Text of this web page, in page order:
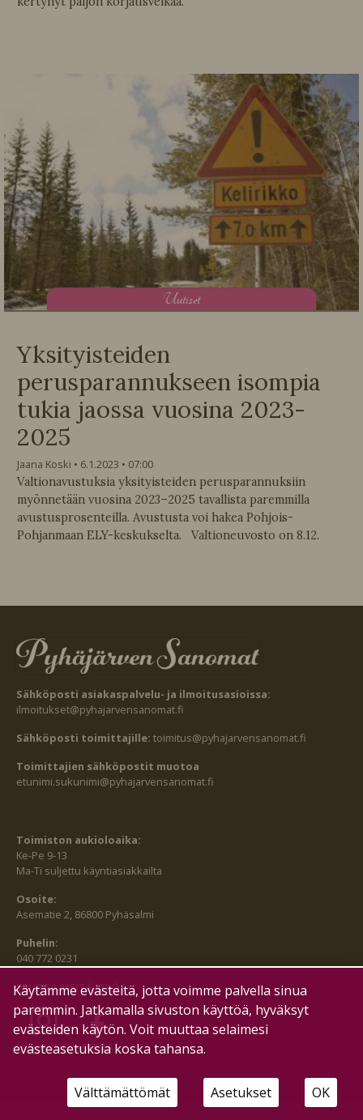
Uutiset
Yksityisteiden
perusparannukseen isompia
tukia jaossa vuosina 2023-
2025
Jaana Koski 6.1.2023
07:00
Valtionavustuksia yksityisteiden perusparannuksiin
myönnetään vuosina 2023–2025 tavallista paremmilla
avustusprosenteilla. Avustusta voi hakea Pohjois-
Pohjanmaan ELY-keskukselta. Valtioneuvosto on 8.12.
Sähköposti asiakaspalvelu- ja ilmoitusasioissa:
ilmoitukset@pyhajarvensanomat.fi
Sähköposti toimittajille: toimitus@pyhajarvensanomat.fi
Toimittajien sähköpostit muotoa
etunimi.sukunimi@pyhajarvensanomat.fi
Toimiston aukioloaika:
Ke-Pe 9-13
Ma-Ti suljettu käyntiasiakkailta
Osoite:
Asematie 2, 86800 Pyhäsalmi
Puhelin:
040 772 0231
SEURAA MEITÄ MYÖS:
HALLITSE EVÄSTEITÄ
Käytämme evästeitä, jotta voimme palvella sinua
paremmin. Jatkamalla sivuston käyttöä, hyväksyt
evästeiden käytön. Voit muuttaa selaimesi
evästeasetuksia koska tahansa.
Välttämättömät Asetukset OK